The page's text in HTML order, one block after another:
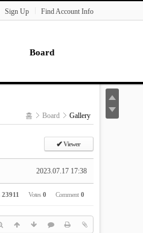
Sign Up Find Account Info
Board
Readings
홈 Board Gallery
✔ Viewer
2023.07.17 17:38
23911 Votes 0 Comment 0